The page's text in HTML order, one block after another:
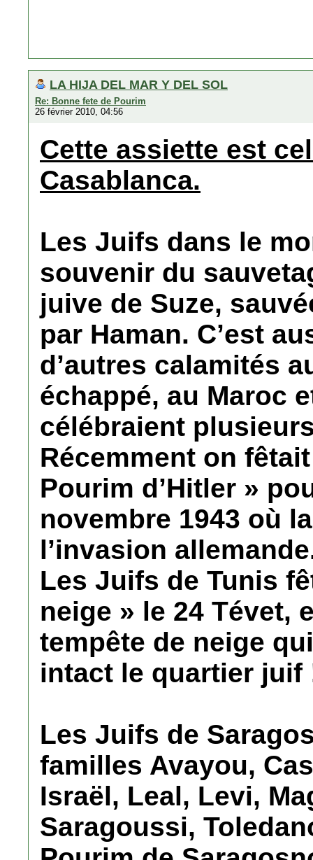
LA HIJA DEL MAR Y DEL SOL
Re: Bonne fete de Pourim
26 février 2010, 04:56
Cette assiette est
Casablanca.
Les Juifs dans le
souvenir du
juive de Suze,
par Haman. C’est
d’autres calamités
échappé, au Maroc
célébraient
Récemment on
Pourim d’Hitler »
novembre 1943 où
l’invasion
Les Juifs de Tunis
neige » le 24 Tévet,
tempête de neige
intact le quartier juif
Les Juifs de
familles Avayou,
Israël, Leal, Levi,
Saragoussi,